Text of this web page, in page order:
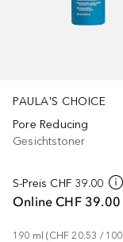
PAULA'S CHOICE
Pore Reducing
Gesichtstoner
S-Preis CHF 39.00
Online CHF 39.00
190 ml (CHF 20.53 / 100